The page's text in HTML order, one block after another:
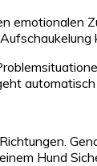
emotionalen
Hund